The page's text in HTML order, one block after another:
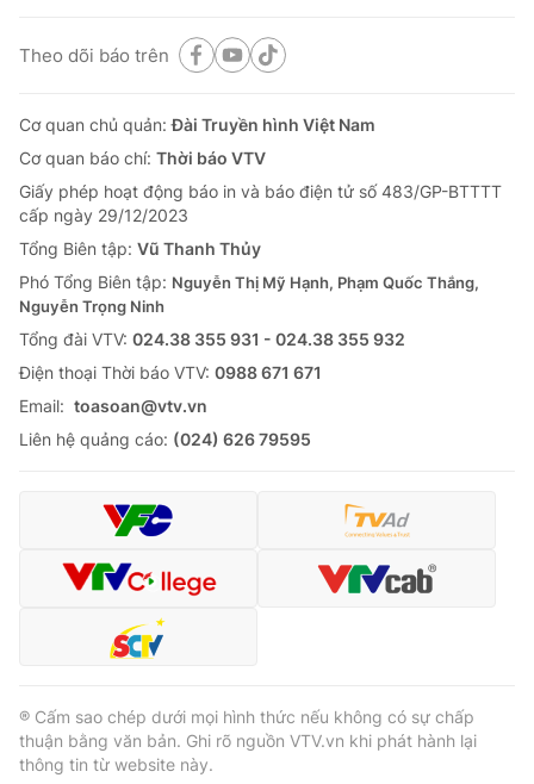
Theo dõi báo trên
Cơ quan chủ quản:Đài Truyền hình Việt Nam
Cơ quan báo chí: Thời báo VTV
Giấy phép hoạt động báo in và báo điện tử số 483/GP-BTTTT
cấp ngày 29/12/2023
Tổng Biên tập: Vũ Thanh Thủy
Phó Tổng Biên tập: Nguyễn Thị Mỹ Hạnh, Phạm Quốc Thắng,
Nguyễn Trọng Ninh
Tổng đài VTV: 024.38 355 931 - 024.38 355 932
Ðiện thoại Thời báo VTV: 0988 671 671
Email: toasoan@vtv.vn
Liên hệ quảng cáo: (024) 626 79595
® Cấm sao chép dưới mọi hình thức nếu không có sự chấp
thuận bằng văn bản. Ghi rõ nguồn VTV.vn khi phát hành lại
thông tin từ website này.